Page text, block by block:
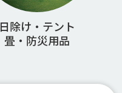
日除け・テント
畳・防災用品